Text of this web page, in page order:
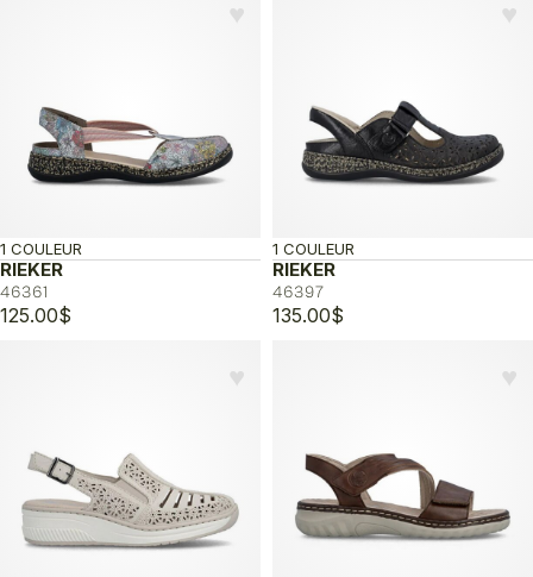
♥︎
RIEKER
46361
1 COULEUR
125.00$
♥︎
RIEKER
46397
1 COULEUR
135.00$
♥︎ ♥︎